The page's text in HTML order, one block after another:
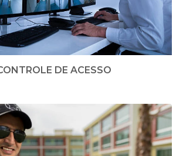
DE ACESSO